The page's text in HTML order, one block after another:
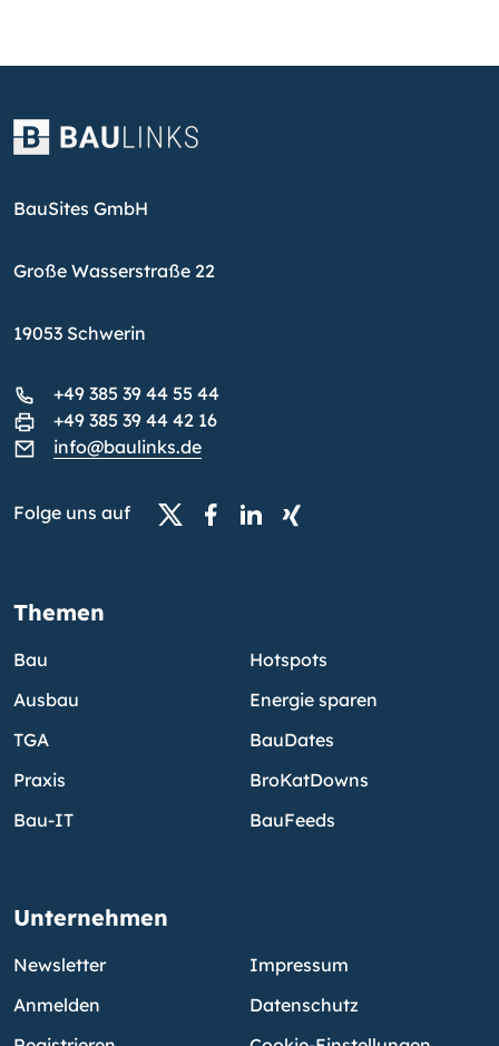
BauSites GmbH
Große Wasserstraße 22
19053 Schwerin
+49 385 39 44 55 44
+49 385 39 44 42 16
info@baulinks.de
Folge uns auf
Themen
Bau
Ausbau
TGA
Praxis
Bau-IT
Hotspots
Energie sparen
BauDates
BroKatDowns
BauFeeds
Unternehmen
Newsletter
Anmelden
Impressum
Datenschutz